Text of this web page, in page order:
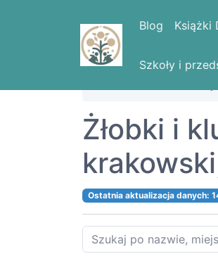
Blog Książki
Szkoły i
Żłobki i
Ostatnia aktualizacja danych: